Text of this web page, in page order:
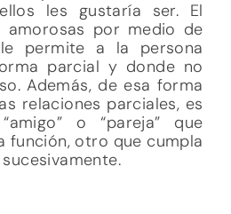
les gustaría ser. El
amorosas por medio de
permite a la persona
parcial y donde no
Además, de esa forma
relaciones parciales, es
o “pareja” que
función, otro que cumpla